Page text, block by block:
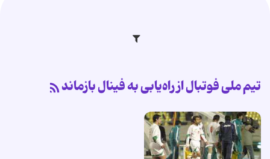
تیم ملی فوتبال از راه‌یابی به فینال بازماند